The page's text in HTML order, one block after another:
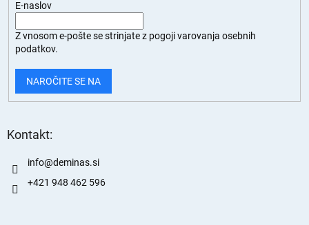
E-naslov
Z vnosom e-pošte se strinjate z pogoji varovanja osebnih
podatkov.
NAROČITE SE NA
Kontakt:
info@deminas.si
+421 948 462 596